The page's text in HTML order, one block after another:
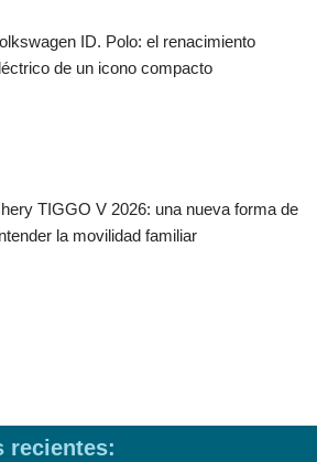
ID. Polo: el renacimiento
de un icono compacto
TIGGO V 2026: una nueva forma de
la movilidad familiar
recientes: